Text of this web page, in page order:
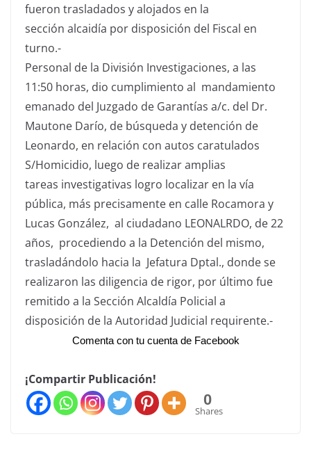
fueron trasladados y alojados en la
sección alcaidía por disposición del Fiscal en
turno.-
Personal de la División Investigaciones, a las
11:50 horas, dio cumplimiento al mandamiento
emanado del Juzgado de Garantí­as a/c. del Dr.
Mautone Darío, de búsqueda y detención de
Leonardo, en relación con autos caratulados
S/Homicidio, luego de realizar amplias
tareas investigativas logro localizar en la vía
pública, más precisamente en calle Rocamora y
Lucas González, al ciudadano LEONALRDO, de 22
años, procediendo a la Detención del mismo,
trasladándolo hacia la Jefatura Dptal., donde se
realizaron las diligencia de rigor, por último fue
remitido a la Sección Alcaldí­a Policial a
disposición de la Autoridad Judicial requirente.-
Comenta con tu cuenta de Facebook
¡Compartir Publicación!
0
Shares